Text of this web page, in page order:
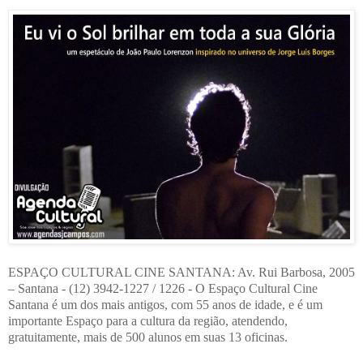
ESPAÇO CULTURAL CINE SANTANA: Av. Rui Barbosa, 2005
– Santana - (12) 3942-1227 / 1226 - O Espaço Cultural Cine
Santana é um dos mais antigos, com 55 anos de idade, e é um
importante Espaço para a cultura da região, atendendo,
gratuitamente, mais de 500 alunos em suas 13 oficinas.